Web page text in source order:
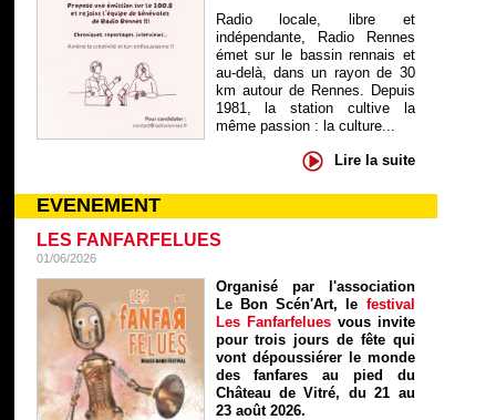
Radio locale, libre et
indépendante, Radio Rennes
émet sur le bassin rennais et
au-delà, dans un rayon de 30
km autour de Rennes. Depuis
1981, la station cultive la
même passion : la culture...
Lire la suite
EVENEMENT
LES FANFARFELUES
01/06/2026
Organisé par l'association
Le Bon Scén'Art, le festival
Les Fanfarfelues vous invite
pour trois jours de fête qui
vont dépoussiérer le monde
des fanfares au pied du
Château de Vitré, du 21 au
23 août 2026.